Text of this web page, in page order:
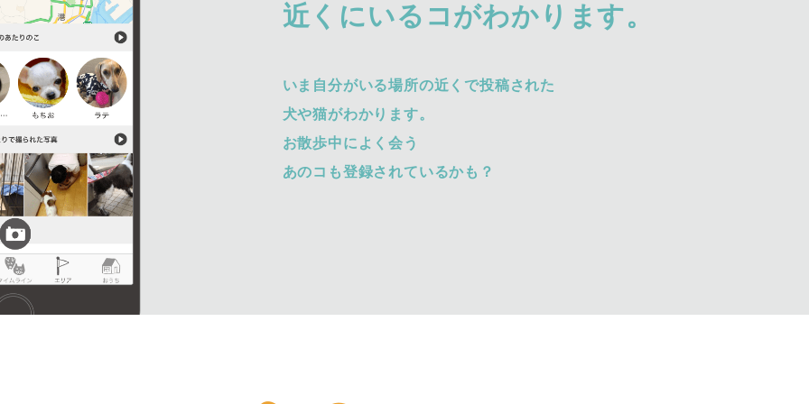
近くにいるコがわかります。
いま自分がいる場所の近くで投稿された
犬や猫がわかります。
お散歩中によく会う
あのコも登録されているかも？